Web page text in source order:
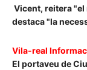
Vicent, reitera "el
destaca "la
Vila-real
El portaveu de